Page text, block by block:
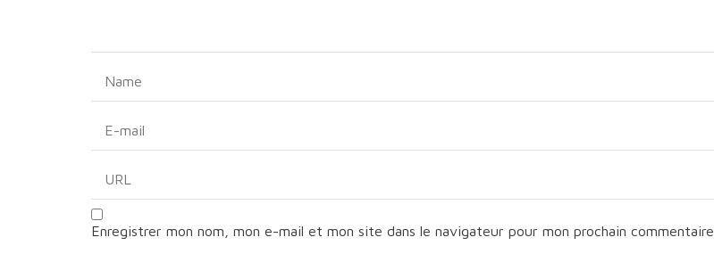
Enregistrer mon nom, mon e-mail et mon site dans le navigateur pour mon prochain commentaire.